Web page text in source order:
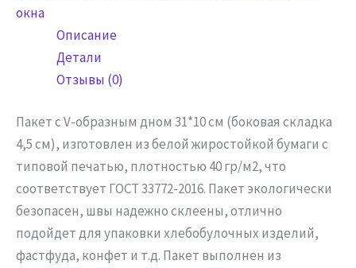
Рецепты
окна
Описание
Детали
Отзывы (0)
Пакет с V-образным дном 31*10 см (боковая складка
4,5 см), изготовлен из белой жиростойкой бумаги с
типовой печатью, плотностью 40 гр/м2, что
соответствует ГОСТ 33772-2016. Пакет экологически
безопасен, швы надежно склеены, отлично
подойдет для упаковки хлебобулочных изделий,
фастфуда, конфет и т.д. Пакет выполнен из